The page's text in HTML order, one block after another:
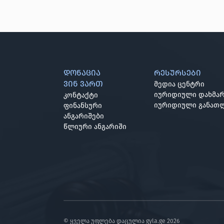
დონაცია
ვინ ვართ
კონტაქტი
ფინანსური
ანგარიშები
წლიური ანგარიში
რესურსები
მედია ცენტრი
იურიდიული
იურიდიული
© ყველა უფლება დაცულია gyla.ge 2026